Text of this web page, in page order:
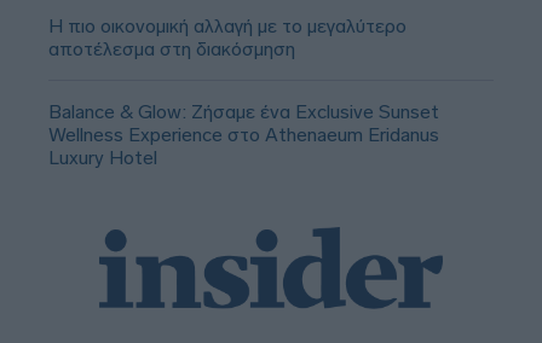
Η πιο οικονομική αλλαγή με το μεγαλύτερο
αποτέλεσμα στη διακόσμηση
Balance & Glow: Ζήσαμε ένα Exclusive Sunset
Wellness Experience στο Athenaeum Eridanus
Luxury Hotel